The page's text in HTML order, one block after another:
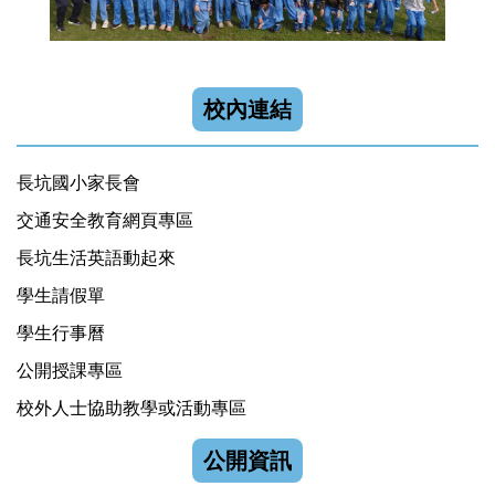
校內連結
長坑國小家長會
交通安全教育網頁專區
長坑生活英語動起來
學生請假單
學生行事曆
公開授課專區
校外人士協助教學或活動專區
公開資訊